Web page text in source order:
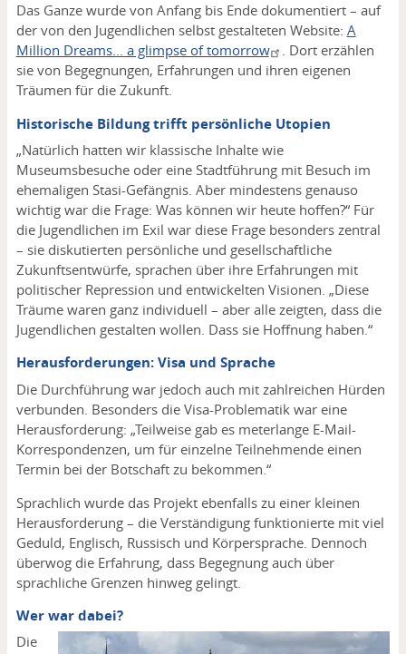
Das Ganze wurde von Anfang bis Ende dokumentiert – auf
der von den Jugendlichen selbst gestalteten Website: A
Million Dreams... a glimpse of tomorrow
. Dort erzählen
sie von Begegnungen, Erfahrungen und ihren eigenen
Träumen für die Zukunft.
Historische Bildung trifft persönliche Utopien
„Natürlich hatten wir klassische Inhalte wie
Museumsbesuche oder eine Stadtführung mit Besuch im
ehemaligen Stasi-Gefängnis. Aber mindestens genauso
wichtig war die Frage: Was können wir heute hoffen?“ Für
die Jugendlichen im Exil war diese Frage besonders zentral
– sie diskutierten persönliche und gesellschaftliche
Zukunftsentwürfe, sprachen über ihre Erfahrungen mit
politischer Repression und entwickelten Visionen. „Diese
Träume waren ganz individuell – aber alle zeigten, dass die
Jugendlichen gestalten wollen. Dass sie Hoffnung haben.“
Herausforderungen: Visa und Sprache
Die Durchführung war jedoch auch mit zahlreichen Hürden
verbunden. Besonders die Visa-Problematik war eine
Herausforderung: „Teilweise gab es meterlange E-Mail-
Korrespondenzen, um für einzelne Teilnehmende einen
Termin bei der Botschaft zu bekommen.“
Sprachlich wurde das Projekt ebenfalls zu einer kleinen
Herausforderung – die Verständigung funktionierte mit viel
Geduld, Englisch, Russisch und Körpersprache. Dennoch
überwog die Erfahrung, dass Begegnung auch über
sprachliche Grenzen hinweg gelingt.
Wer war dabei?
Die